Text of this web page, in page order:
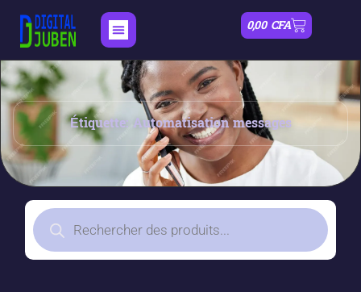
0,00 CFA
Étiquette: Automatisation messages